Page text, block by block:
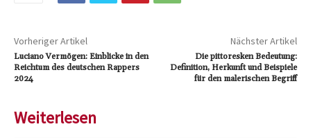
Vorheriger Artikel
Luciano Vermögen: Einblicke in den
Reichtum des deutschen Rappers
2024
Nächster Artikel
Die pittoresken Bedeutung:
Definition, Herkunft und Beispiele
für den malerischen Begriff
Weiterlesen